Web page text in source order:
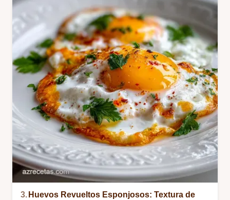
3. Huevos Revueltos Esponjosos: Textura de